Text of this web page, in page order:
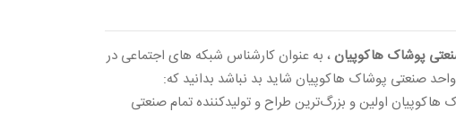
پوشاک هاکوپیان، به عنوان کارشناس شبکه های اجتماعی در
صنعتی پوشاک هاکوپیان شاید بد نباشد بدانید که:
اولین و بزرگ‌ترین طراح و تولیدکننده تمام صنعتی